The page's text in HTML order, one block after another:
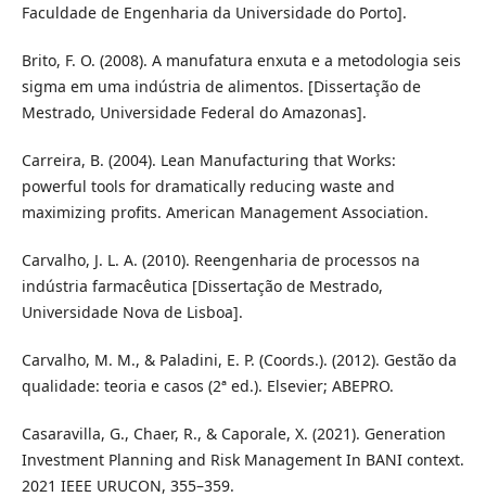
Faculdade de Engenharia da Universidade do Porto].
Brito, F. O. (2008). A manufatura enxuta e a metodologia seis
sigma em uma indústria de alimentos. [Dissertação de
Mestrado, Universidade Federal do Amazonas].
Carreira, B. (2004). Lean Manufacturing that Works:
powerful tools for dramatically reducing waste and
maximizing profits. American Management Association.
Carvalho, J. L. A. (2010). Reengenharia de processos na
indústria farmacêutica [Dissertação de Mestrado,
Universidade Nova de Lisboa].
Carvalho, M. M., & Paladini, E. P. (Coords.). (2012). Gestão da
qualidade: teoria e casos (2ª ed.). Elsevier; ABEPRO.
Casaravilla, G., Chaer, R., & Caporale, X. (2021). Generation
Investment Planning and Risk Management In BANI context.
2021 IEEE URUCON, 355–359.